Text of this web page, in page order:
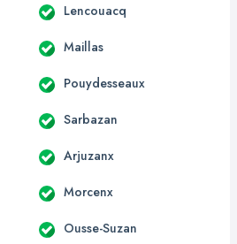
Lencouacq
Maillas
Pouydesseaux
Sarbazan
Arjuzanx
Morcenx
Ousse-Suzan